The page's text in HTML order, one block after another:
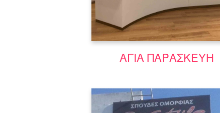
ΑΓΙΑ ΠΑΡΑΣΚΕΥΗ
Μάθε περισσότερα